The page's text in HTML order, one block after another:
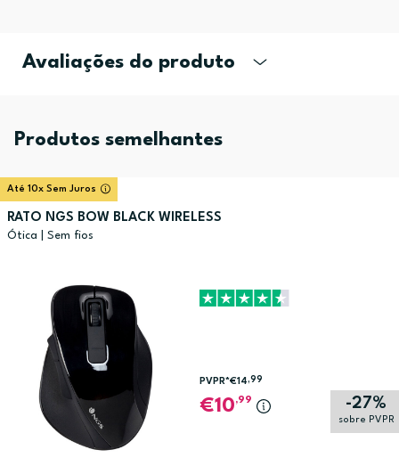
Avaliações do produto
Produtos semelhantes
Até 10x Sem Juros
RATO NGS BOW BLACK WIRELESS
Ótica | Sem fios
-27%
sobre PVPR
PVPR*€14,99
10,99